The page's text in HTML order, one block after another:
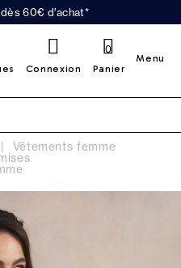
60€ d'achat*
Connexion Panier
0
Menu
Vêtements femme